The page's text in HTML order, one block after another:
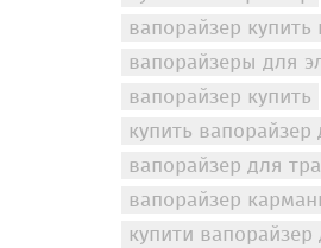
вапорайзер купить
вапорайзеры для
вапорайзер купить
купить вапорайзер
вапорайзер для
вапорайзер
купити вапорайзер